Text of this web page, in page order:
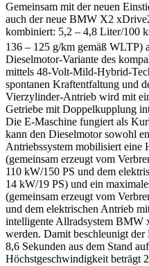
Gemeinsam mit der neuen
auch der neue BMW X2
kombiniert: 5,2 – 4,8 Liter/100
136 – 125 g/km gemäß WLTP)
Dieselmotor-Variante des
mittels 48-Volt-Mild-Hybrid-
spontanen Kraftentfaltung und
Vierzylinder-Antrieb wird mit
Getriebe mit Doppelkupplung
Die E-Maschine fungiert als
kann den Dieselmotor sowohl
Antriebssystem mobilisiert eine
(gemeinsam erzeugt vom
110 kW/150 PS und dem
14 kW/19 PS) und ein
(gemeinsam erzeugt vom
und dem elektrischen Antrieb
intelligente Allradsystem BMW
werden. Damit beschleunigt
8,6 Sekunden aus dem Stand
Höchstgeschwindigkeit beträgt